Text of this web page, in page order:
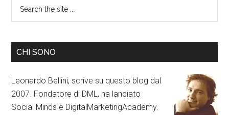
CHI SONO
Leonardo Bellini, scrive su questo blog dal
2007. Fondatore di DML, ha lanciato
Social Minds e DigitalMarketingAcademy.